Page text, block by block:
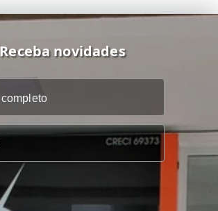
Receba novidades